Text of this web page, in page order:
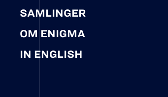
SAMLINGER
OM ENIGMA
IN ENGLISH